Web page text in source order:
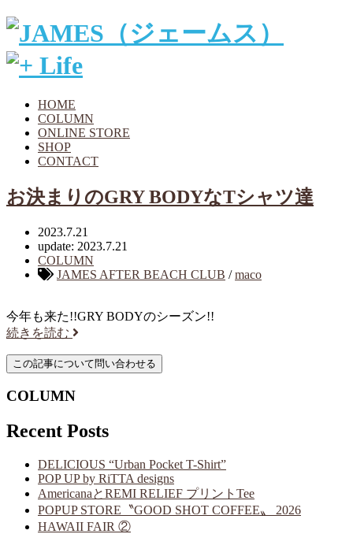
HOME
COLUMN
ONLINE STORE
SHOP
CONTACT
お決まりのGRY BODYなTシャツ達
2023.7.21
update: 2023.7.21
COLUMN
JAMES AFTER BEACH CLUB /maco
今年も来た!!GRY BODYのシーズン!!
続きを読む
COLUMN
Recent Posts
DELICIOUS “Urban Pocket T-Shirt”
POP UP by RiTTA designs
AmericanaとREMI RELIEF プリントTee
POPUP STORE〝GOOD SHOT COFFEE〟 2026
HAWAII FAIR ②